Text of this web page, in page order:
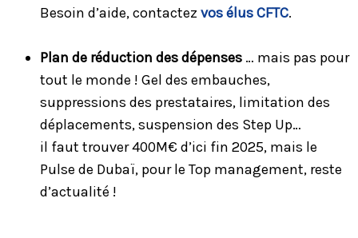
Besoin d’aide, contactez vos élus CFTC.
Plan de réduction des dépenses … mais pas pour
tout le monde ! Gel des embauches,
suppressions des prestataires, limitation des
déplacements, suspension des Step Up…
il faut trouver 400M€ d’ici fin 2025, mais le
Pulse de Dubaï, pour le Top management, reste
d’actualité !